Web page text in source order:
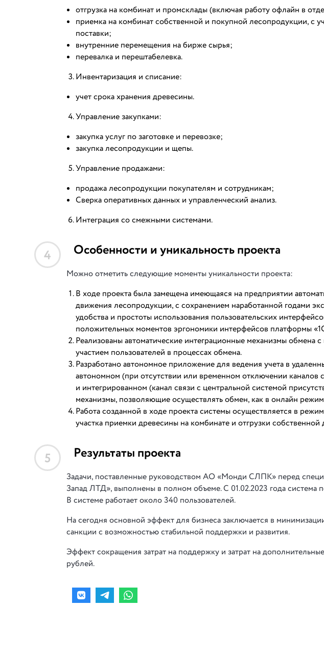
отгрузка на комбинат и промсклады (включая работу офлайн в
приемка на комбинат собственной и покупной лесопродукции, с
поставки;
внутренние перемещения на бирже сырья;
перевалка и перештабелевка.
Инвентаризация и списание:
учет срока хранения древесины.
Управление закупками:
закупка услуг по заготовке и перевозке;
закупка лесопродукции и щепы.
Управление продажами:
продажа лесопродукции покупателям и сотрудникам;
Сверка оперативных данных и управленческий анализ.
Интеграция со смежными системами.
4 Особенности и уникальность проекта
Можно отметить следующие моменты уникальности проекта:
В ходе проекта была замещена имеющаяся на предприятии
движения лесопродукции, с сохранением наработанной годами
удобства и простоты использования пользовательских
положительных моментов эргономики интерфейсов платформы
Реализованы автоматические интеграционные механизмы
участием пользователей в процессах обмена.
Разработано автономное приложение для ведения учета в
автономном (при отсутствии или временном отключении каналов
и интегрированном (канал связи с центральной системой
механизмы, позволяющие осуществлять обмен, как в онлайн
Работа созданной в ходе проекта системы осуществляется в
участка приемки древесины на комбинате и отгрузки
5 Результаты проекта
Задачи, поставленные руководством АО «Монди СЛПК» перед
Запад ЛТД», выполнены в полном объеме. С 01.02.2023 года система
В системе работает около 340 пользователей.
На сегодня основной эффект для бизнеса заключается в
санкции с возможностью стабильной поддержки и развития.
Эффект сокращения затрат на поддержку и затрат на
рублей.